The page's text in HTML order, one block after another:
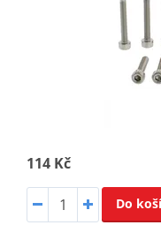
114 Kč
Do